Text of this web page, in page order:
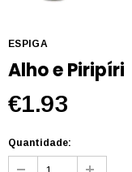
ESPIGA
Alho e Piripíri
€1.93
Quantidade: